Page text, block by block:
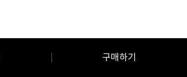
구매하기